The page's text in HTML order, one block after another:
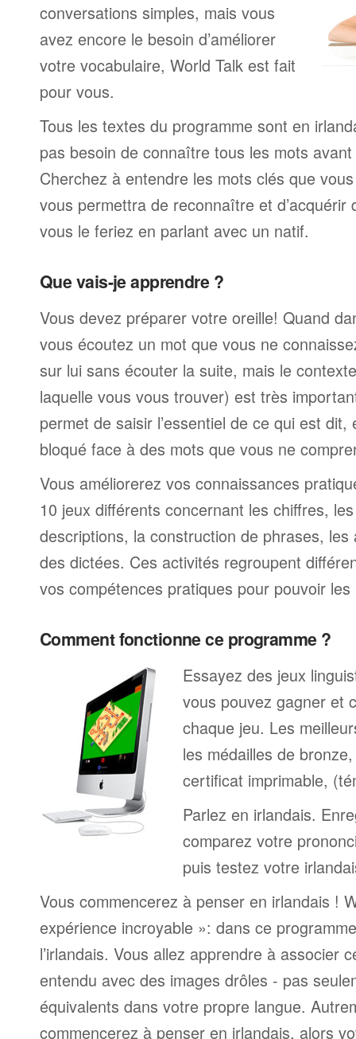
conversations simples, mais vous
avez encore le besoin d’améliorer
votre vocabulaire, World Talk est fait
pour vous.
Tous les textes du programme sont en
pas besoin de connaître tous les mots
Cherchez à entendre les mots clés que
vous permettra de reconnaître et d’acquérir
vous le feriez en parlant avec un natif.
Que vais-je apprendre ?
Vous devez préparer votre oreille! Quand
vous écoutez un mot que vous ne
sur lui sans écouter la suite, mais le
laquelle vous vous trouver) est très
permet de saisir l’essentiel de ce qui est
bloqué face à des mots que vous ne
Vous améliorerez vos connaissances
10 jeux différents concernant les chiffres,
descriptions, la construction de phrases,
des dictées. Ces activités regroupent
vos compétences pratiques pour pouvoir
Comment fonctionne ce programme ?
Essayez des jeux
vous pouvez gagner et
chaque jeu. Les
les médailles de
certificat imprimable,
Parlez en irlandais.
comparez votre
puis testez votre
Vous commencerez à penser en irlandais !
expérience incroyable »: dans ce
l’irlandais. Vous allez apprendre à associer
entendu avec des images drôles - pas
équivalents dans votre propre langue.
commencerez à penser en irlandais, alors